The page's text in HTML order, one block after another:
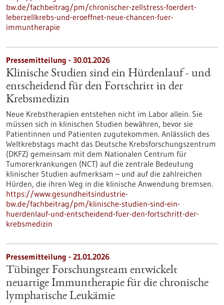
bw.de/fachbeitrag/pm/chronischer-zellstress-foerdert-
leberzellkrebs-und-eroeffnet-neue-chancen-fuer-
immuntherapie
Pressemitteilung - 30.01.2026
Klinische Studien sind ein Hürdenlauf - und
entscheidend für den Fortschritt in der
Krebsmedizin
Neue Krebstherapien entstehen nicht im Labor allein. Sie
müssen sich in klinischen Studien bewähren, bevor sie
Patientinnen und Patienten zugutekommen. Anlässlich des
Weltkrebstags macht das Deutsche Krebsforschungszentrum
(DKFZ) gemeinsam mit dem Nationalen Centrum für
Tumorerkrankungen (NCT) auf die zentrale Bedeutung
klinischer Studien aufmerksam – und auf die zahlreichen
Hürden, die ihren Weg in die klinische Anwendung bremsen.
https://www.gesundheitsindustrie-
bw.de/fachbeitrag/pm/klinische-studien-sind-ein-
huerdenlauf-und-entscheidend-fuer-den-fortschritt-der-
krebsmedizin
Pressemitteilung - 21.01.2026
Tübinger Forschungsteam entwickelt
neuartige Immuntherapie für die chronische
lymphatische Leukämie